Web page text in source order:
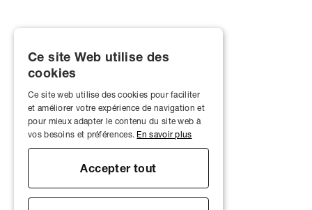
Ce site Web utilise des
cookies
Ce site web utilise des cookies pour faciliter
et améliorer votre expérience de navigation et
pour mieux adapter le contenu du site web à
vos besoins et préférences. En savoir plus
Accepter tout